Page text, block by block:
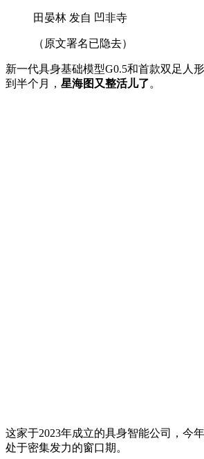
田晏林 发自 凹非寺
（原文署名已隐去）
新一代具身基础模型G0.5和首款双足人
到半个月， 星海图又整活儿了。
这家于2023年成立的具身智能公司，今
处于密集发力的窗口期。